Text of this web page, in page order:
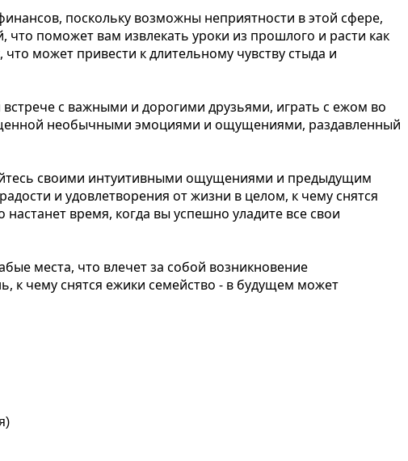
поскольку возможны неприятности в этой сфере,
что поможет вам извлекать уроки из прошлого и расти как
может привести к длительному чувству стыда и
с важными и дорогими друзьями, играть с ежом во
необычными эмоциями и ощущениями, раздавленный
своими интуитивными ощущениями и предыдущим
и удовлетворения от жизни в целом, к чему снятся
время, когда вы успешно уладите все свои
места, что влечет за собой возникновение
к чему снятся ежики семейство - в будущем может